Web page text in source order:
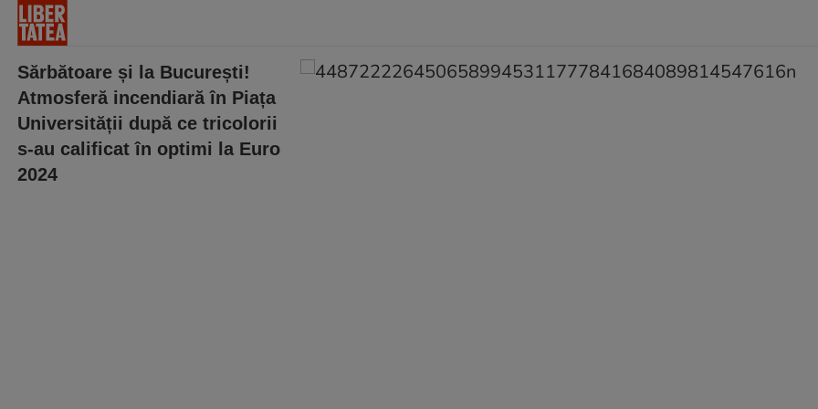
Sărbătoare și la București!
Atmosferă incendiară în Piața
Universității după ce tricolorii
s-au calificat în optimi la Euro
2024